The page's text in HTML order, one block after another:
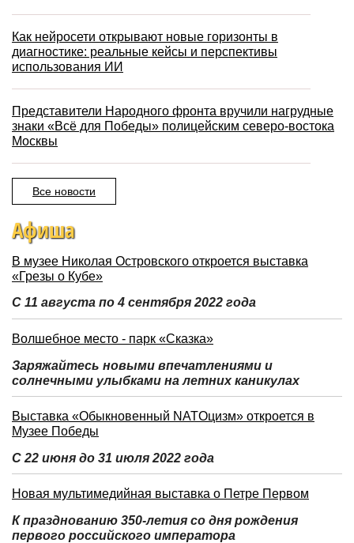
Как нейросети открывают новые горизонты в
диагностике: реальные кейсы и перспективы
использования ИИ
Представители Народного фронта вручили нагрудные
знаки «Всё для Победы» полицейским северо-востока
Москвы
Все новости
Афиша
В музее Николая Островского откроется выставка
«Грезы о Кубе»
С 11 августа по 4 сентября 2022 года
Волшебное место - парк «Сказка»
Заряжайтесь новыми впечатлениями и
солнечными улыбками на летних каникулах
Выставка «Обыкновенный NATOцизм» откроется в
Музее Победы
С 22 июня до 31 июля 2022 года
Новая мультимедийная выставка о Петре Первом
К празднованию 350-летия со дня рождения
первого российского императора